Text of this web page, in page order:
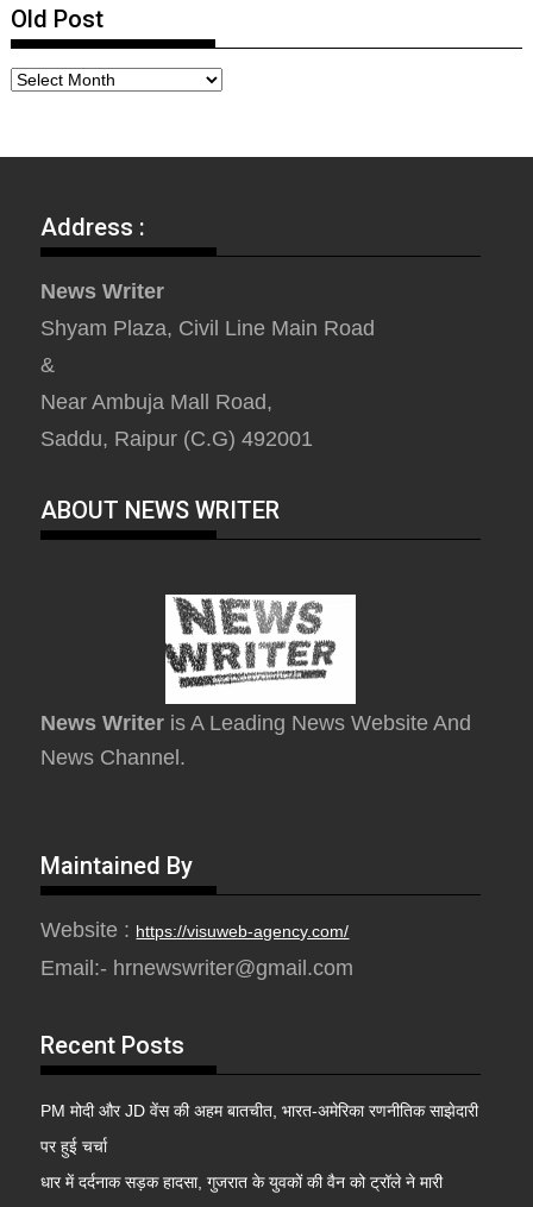
Old Post
Address :
News Writer
Shyam Plaza, Civil Line Main Road
&
Near Ambuja Mall Road,
Saddu, Raipur (C.G) 492001
ABOUT NEWS WRITER
News Writer is A Leading News Website And
News Channel.
Maintained By
Website : https://visuweb-agency.com/
Email:- hrnewswriter@gmail.com
Recent Posts
PM मोदी और JD वेंस की अहम बातचीत, भारत-अमेरिका रणनीतिक साझेदारी
पर हुई चर्चा
धार में दर्दनाक सड़क हादसा, गुजरात के युवकों की वैन को ट्रॉले ने मारी